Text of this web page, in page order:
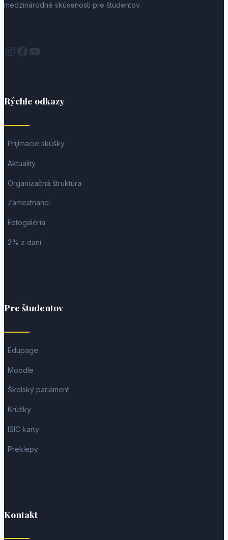
medzinárodné skúsenosti pre študentov.
Instagram
Facebook
YouTube
Rýchle odkazy
Prijímacie skúšky
Aktuality
Organizačná štruktúra
Zamestnanci
Fotogaléria
2% z daní
Pre študentov
Edupage
Moodle
Školský parlament
Krúžky
ISIC karty
Preklepy
Kontakt